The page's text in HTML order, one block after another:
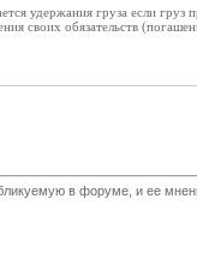
удержания груза если груз
своих обязательств
в форуме, и ее